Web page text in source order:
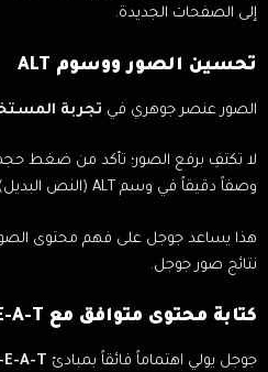
إلى الصفحات الجديدة.
تحسين الصور ووسوم ALT
الصور عنصر جوهري في تجربة
لا تكتفِ برفع الصور؛ تأكد من ضغط
وصفاً دقيقاً في وسم ALT (النص البديل) الذي يقرأه محرك البحث.
هذا يساعد جوجل على فهم محتوى
نتائج صور جوجل.
كتابة محتوى متوافق مع E-E-A-T
جوجل يولي اهتماماً فائقاً بمبادئ E-A-T